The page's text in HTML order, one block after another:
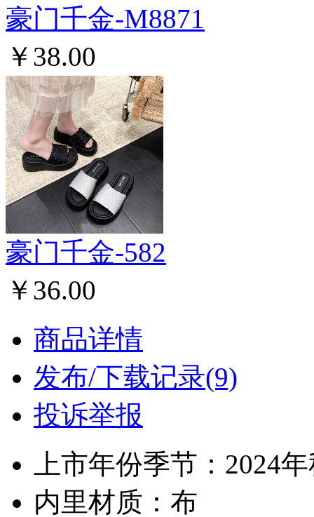
豪门千金-M8871
￥38.00
豪门千金-582
￥36.00
商品详情
发布/下载记录(9)
投诉举报
上市年份季节：2024
内里材质：布